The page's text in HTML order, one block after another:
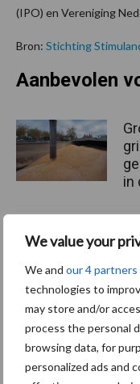
We value your
We and our 4 partners
technologies to
may store and/or
process the personal
browsing data, for
personalized ads and
(IPO) en Vereniging
Bron: Stichting
Aanbevolen
in